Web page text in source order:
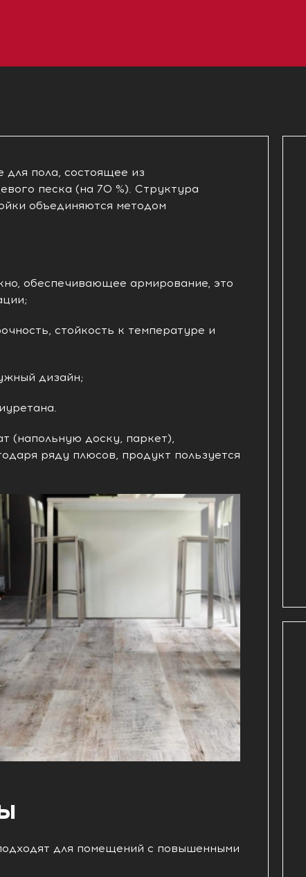
для пола, состоящее из
песка (на 70 %). Структура
объединяются методом
обеспечивающее армирование, это
стойкость к температуре и
дизайн;
(напольную доску, паркет),
ряду плюсов, продукт пользуется
для помещений с повышенными